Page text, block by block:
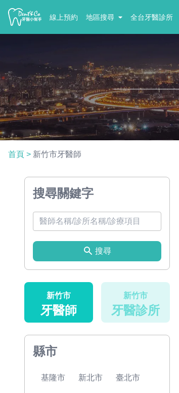
線上預約 地區搜尋 全台牙醫診所
首頁 > 新竹市牙醫師
搜尋關鍵字
搜尋
新竹市
牙醫師
新竹市
牙醫診所
縣市
基隆市 新北市 臺北市